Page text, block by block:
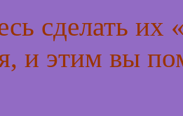
сделать их
и этим вы